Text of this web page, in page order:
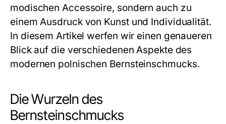
modischen Accessoire, sondern auch zu
einem Ausdruck von Kunst und Individualität.
In diesem Artikel werfen wir einen genaueren
Blick auf die verschiedenen Aspekte des
modernen polnischen Bernsteinschmucks.
Die Wurzeln des
Bernsteinschmucks